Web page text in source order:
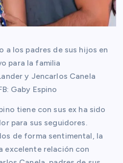
a los padres de sus hijos en
para la familia
y Jencarlos Canela
Gaby Espino
tiene con sus ex ha sido
para sus seguidores.
de forma sentimental, la
excelente relación con